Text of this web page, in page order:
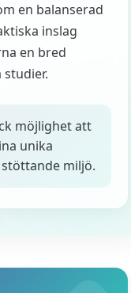
en balanserad
inslag
en bred
möjlighet att
unika
miljö.